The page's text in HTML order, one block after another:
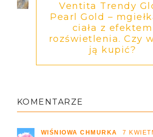
Ventita Trendy
Pearl Gold –
ciała z efektem
rozświetlenia. Czy
ją kupić?
KOMENTARZE
WIŚNIOWA CHMURKA 7